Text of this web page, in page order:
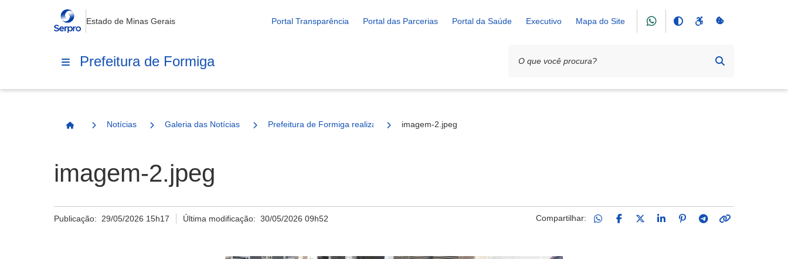
Estado de Minas Gerais Portal Transparência Portal das Parcerias Portal da Saúde Executivo Mapa do Site
Prefeitura de Formiga
Página Inicial
Notícias Galeria das Notícias Prefeitura de Formiga realiza manutenção da pavimentação no bairro Água Vermelha
imagem-2.jpeg
imagem-2.jpeg
Publicação: 29/05/2026 15h17 Última modificação:30/05/2026 09h52 Compartilhar: